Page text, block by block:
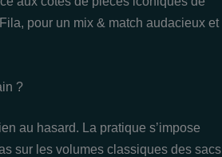
pour un mix & match audacieux et
?
au hasard. La pratique s’impose
sur les volumes classiques des sacs